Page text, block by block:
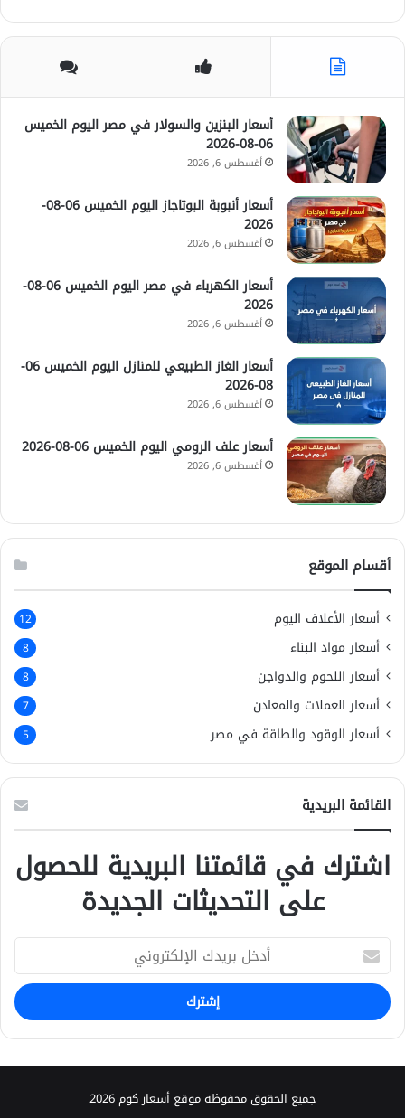
أسعار البنزين والسولار في مصر اليوم الخميس
06-08-2026
أغسطس 6, 2026
أسعار أنبوبة البوتاجاز اليوم الخميس 06-08-
2026
أغسطس 6, 2026
أسعار الكهرباء في مصر اليوم الخميس 06-08-
2026
أغسطس 6, 2026
أسعار الغاز الطبيعي للمنازل اليوم الخميس 06-
08-2026
أغسطس 6, 2026
أسعار علف الرومي اليوم الخميس 06-08-2026
أغسطس 6, 2026
أقسام الموقع
أسعار الأعلاف اليوم 12
أسعار مواد البناء 8
أسعار اللحوم والدواجن 8
أسعار العملات والمعادن 7
أسعار الوقود والطاقة في مصر 5
القائمة البريدية
اشترك في قائمتنا البريدية للحصول
على التحديثات الجديدة
أ
خ
ل
ر
جميع الحقوق محفوظه موقع أسعار كوم 2026